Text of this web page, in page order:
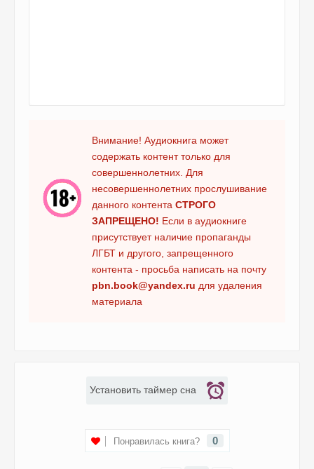
Внимание! Аудиокнига может
содержать контент только для
совершеннолетних. Для
несовершеннолетних прослушивание
данного контента СТРОГО
ЗАПРЕЩЕНО! Если в аудиокниге
присутствует наличие пропаганды
ЛГБТ и другого, запрещенного
контента - просьба написать на почту
pbn.book@yandex.ru для удаления
материала
Понравилась книга? 0
Установить таймер сна